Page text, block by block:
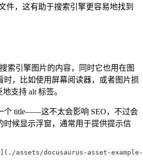
件，这有助于搜索引擎更容易地找到
索引擎图片的内容，同时它也用在图
时，比如使用屏幕阅读器，或者图片损
支持 alt 标签。
个 title——这不太会影响 SEO，不过会
时候显示浮窗，通常用于提供提示信
assets/docusaurus-asset-